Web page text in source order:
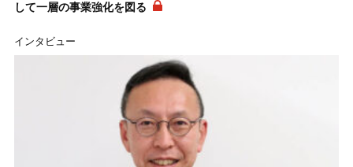
して一層の事業強化を図る
インタビュー